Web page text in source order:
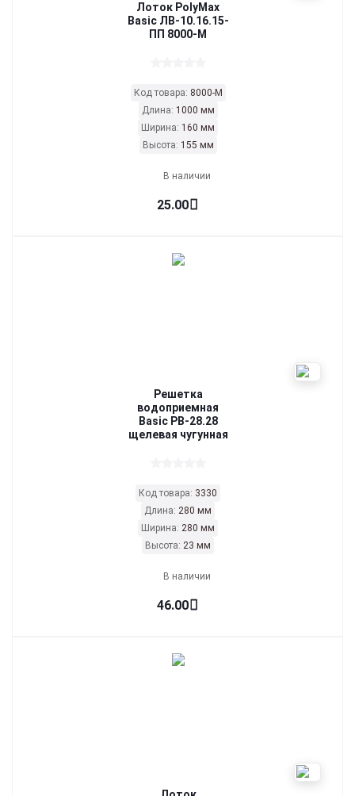
Лоток PolyMax
Basic ЛВ-10.16.15-
ПП 8000-М
Код товара: 8000-М
Длина: 1000 мм
Ширина: 160 мм
Высота: 155 мм
В наличии
25.00
Решетка
водоприемная
Basic РВ-28.28
щелевая чугунная
Код товара: 3330
Длина: 280 мм
Ширина: 280 мм
Высота: 23 мм
В наличии
46.00